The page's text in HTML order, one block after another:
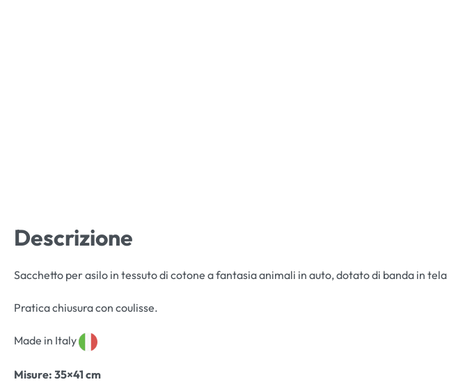
Descrizione
Sacchetto per asilo in tessuto di cotone a fantasia animali in auto, dotato di banda in
Pratica chiusura con coulisse.
Made in Italy
Misure: 35×41 cm